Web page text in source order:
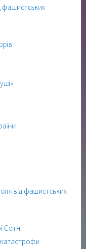
фашистських
від фашистських
Сотні
катастрофи